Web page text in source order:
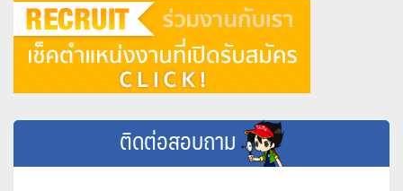
ติดต่อสอบถาม